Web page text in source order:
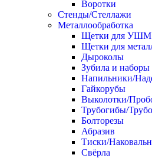
Воротки
Стенды/Стеллажи
Металлообработка
Щетки для УШМ
Щетки для
Дыроколы
Зубила и наборы
Напильники/
Гайкорубы
Выколотки/
Трубогибы/
Болторезы
Абразив
Тиски/
Свёрла